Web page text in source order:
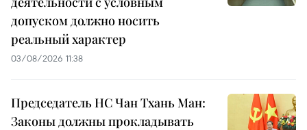
допуском должно носить
реальный характер
03/08/2026 11:38
Председатель НС Чан Тхань Ман:
Законы должны прокладывать